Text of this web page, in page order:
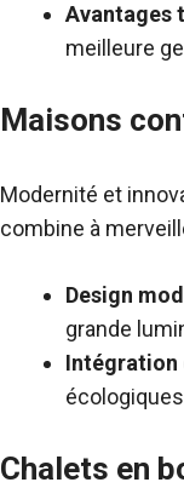
Avantages
meilleure
Maisons
Modernité et
combine à
Design
grande
Intégration
Chalets en